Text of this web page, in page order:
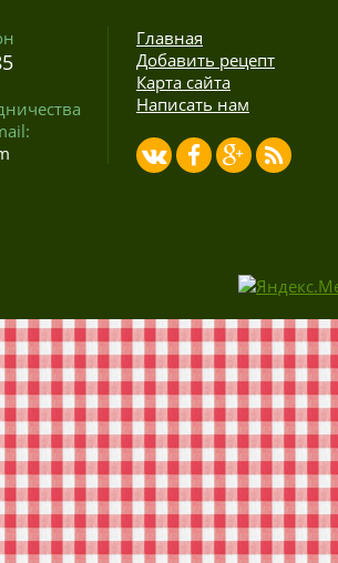
Главная
Добавить рецепт
Карта сайта
Написать нам